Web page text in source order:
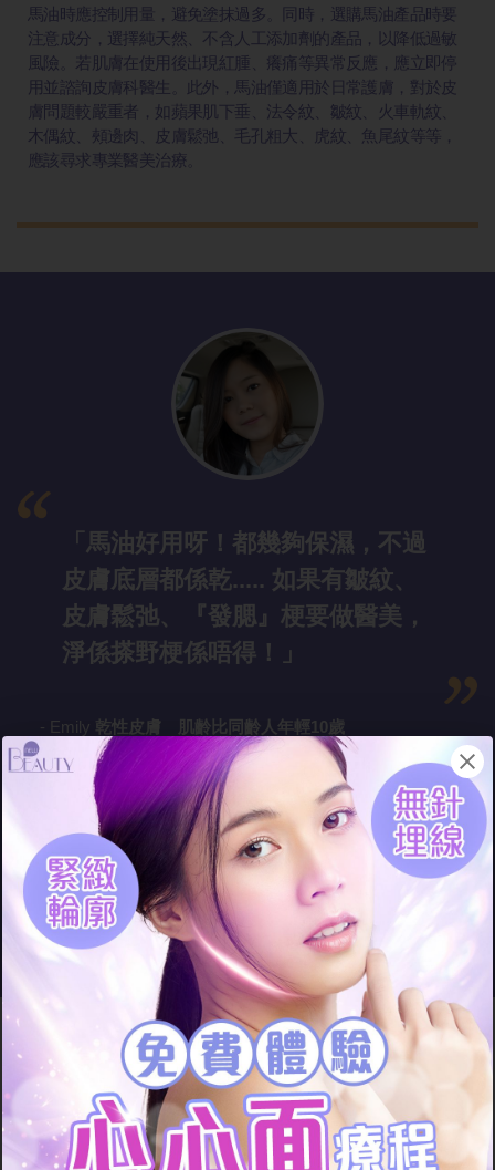
馬油時應控制用量，避免塗抹過多。同時，選購馬油產品時要
注意成分，選擇純天然、不含人工添加劑的產品，以降低過敏
風險。若肌膚在使用後出現紅腫、癢痛等異常反應，應立即停
用並諮詢皮膚科醫生。此外，馬油僅適用於日常護膚，對於皮
膚問題較嚴重者，如蘋果肌下垂、法令紋、皺紋、火車軌紋、
木偶紋、頰邊肉、皮膚鬆弛、毛孔粗大、虎紋、魚尾紋等等，
應該尋求專業醫美治療。
「馬油好用呀！都幾夠保濕，不過
皮膚底層都係乾..... 如果有皺紋、
皮膚鬆弛、『發腮』梗要做醫美，
淨係搽野梗係唔得！」
- Emily 乾性皮膚 肌齡比同齡人年輕10歲
Emily是乾性肌！為什麼皮膚
Keep得那麼好？因為她很早開
始醫美！
皮膚鬆弛、蘋果肌下垂，
一臉老苦相？用超聲波拉